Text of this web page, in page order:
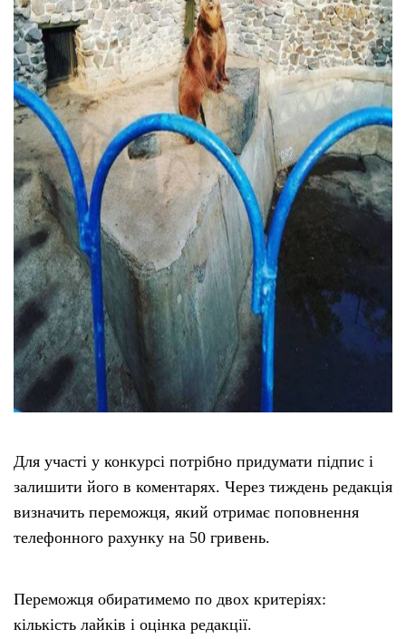
Для участі у конкурсі потрібно придумати підпис і
залишити його в коментарях. Через тиждень редакція
визначить переможця, який отримає поповнення
телефонного рахунку на 50 гривень.
Переможця обиратимемо по двох критеріях:
кількість лайків і оцінка редакції.